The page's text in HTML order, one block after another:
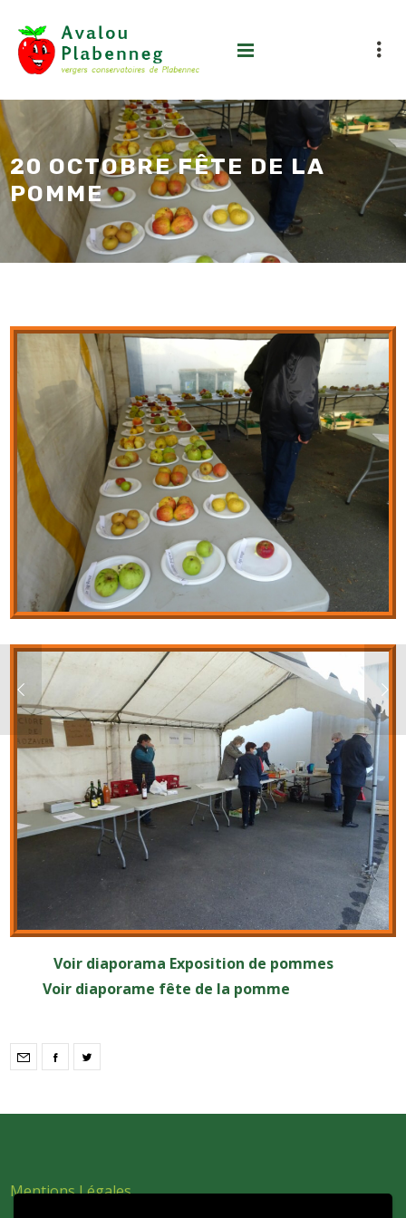
20 OCTOBRE FÊTE DE LA
POMME
Voir diaporama Exposition de pommes
Voir diaporame fête de la pomme
Mentions Légales